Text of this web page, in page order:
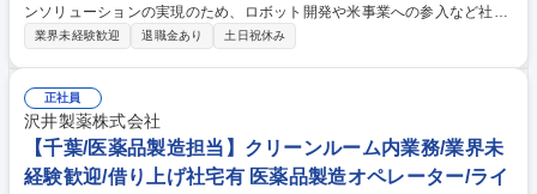
ンソリューションの実現のため、ロボット開発や米事業への参入など社会
課題の解決にも真摯に取り組んでいます。各種手当・福利厚生が充実して
せて、製造オペレーターリーダー、品質管理などの業務を担当していただ
く予定です【具体的に】■製造オペレーター：自動化されたライン各工程
での機械操作・製造実務及びオペレーター教育・管理 ■生産技術：生産設
備のメンテナンス、トラブル対応 ■品質管理：製品の品質管理、品質評
価、および改善業務 募集職種 【深谷/製造ラインリーダー】お茶製造ライ
業界未経験歓迎 退職金あり 土日祝休み
正社員
沢井製薬株式会社
【千葉/医薬品製造担当】クリーンルーム内業務/業界未
経験歓迎/借り上げ社宅有 医薬品製造オペレーター/ライ